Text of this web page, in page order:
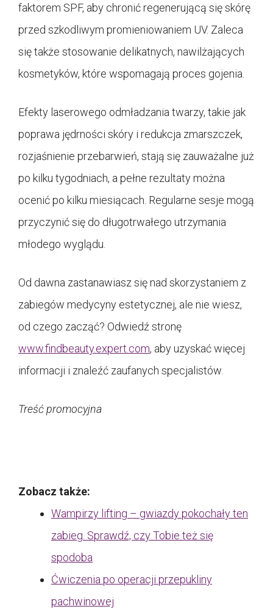
faktorem SPF, aby chronić regenerującą się skórę
przed szkodliwym promieniowaniem UV. Zaleca
się także stosowanie delikatnych, nawilżających
kosmetyków, które wspomagają proces gojenia.
Efekty laserowego odmładzania twarzy, takie jak
poprawa jędrności skóry i redukcja zmarszczek,
rozjaśnienie przebarwień, stają się zauważalne już
po kilku tygodniach, a pełne rezultaty można
ocenić po kilku miesiącach. Regularne sesje mogą
przyczynić się do długotrwałego utrzymania
młodego wyglądu.
Od dawna zastanawiasz się nad skorzystaniem z
zabiegów medycyny estetycznej, ale nie wiesz,
od czego zacząć? Odwiedź stronę
www.findbeauty.expert.com, aby uzyskać więcej
informacji i znaleźć zaufanych specjalistów.
Treść promocyjna
Zobacz także:
Wampirzy lifting – gwiazdy pokochały ten
zabieg. Sprawdź, czy Tobie też się
spodoba
Ćwiczenia po operacji przepukliny
pachwinowej